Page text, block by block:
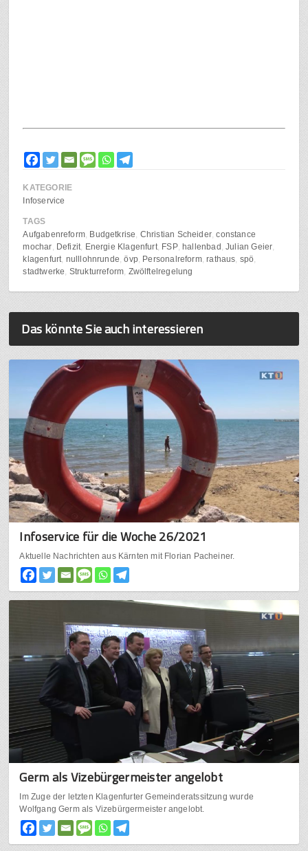
KATEGORIE
Infoservice
TAGS
Aufgabenreform Budgetkrise Christian Scheider constance
mochar
Defizit Energie Klagenfurt FSP hallenbad Julian Geier
klagenfurt nulllohnrunde övp Personalreform rathaus spö
stadtwerke Strukturreform Zwölftelregelung
Das könnte Sie auch interessieren
Infoservice für die Woche 26/2021
Aktuelle Nachrichten aus Kärnten mit Florian Pacheiner.
Germ als Vizebürgermeister angelobt
Im Zuge der letzten Klagenfurter Gemeinderatssitzung wurde
Wolfgang Germ als Vizebürgermeister angelobt.